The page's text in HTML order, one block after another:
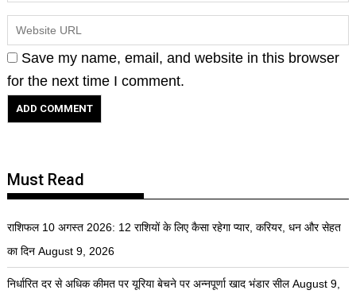
Save my name, email, and website in this browser
for the next time I comment.
Must Read
राशिफल 10 अगस्त 2026: 12 राशियों के लिए कैसा रहेगा प्यार, करियर, धन और सेहत
का दिन August 9, 2026
निर्धारित दर से अधिक कीमत पर यूरिया बेचने पर अन्नपूर्णा खाद भंडार सील August 9,